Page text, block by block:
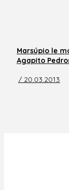
Marsúpio le
Agapito
/ 20.03.2013